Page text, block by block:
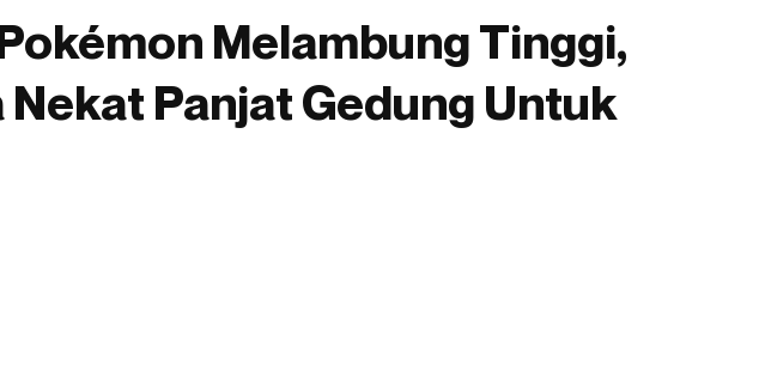
Melambung Tinggi,
Panjat Gedung Untuk